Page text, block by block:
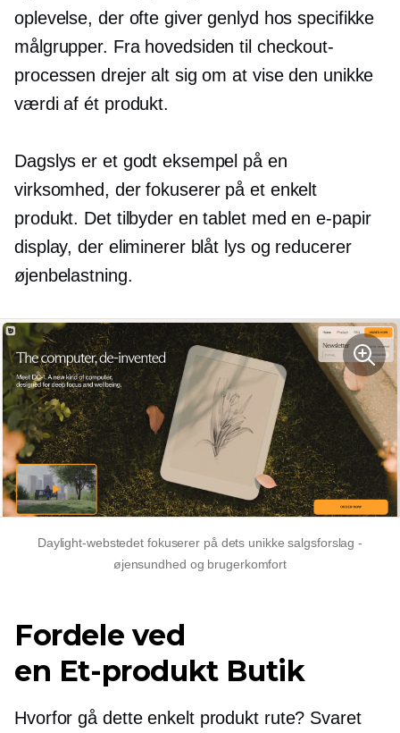
oplevelse, der ofte giver genlyd hos specifikke
målgrupper. Fra hovedsiden til checkout-
processen drejer alt sig om at vise den unikke
værdi af ét produkt.
Dagslys er et godt eksempel på en
virksomhed, der fokuserer på et enkelt
produkt. Det tilbyder en tablet med ene-papir
display, der eliminerer blåt lys og reducerer
øjenbelastning.
Daylight-webstedet fokuserer på dets unikke salgsforslag -
øjensundhed og brugerkomfort
Fordele ved
en Et-produktButik
Hvorfor gå detteenkelt produktrute? Svaret